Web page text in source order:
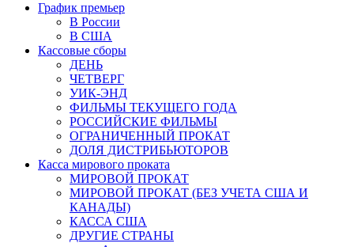
График премьер
В России
В США
Кассовые сборы
ДЕНЬ
ЧЕТВЕРГ
УИК-ЭНД
ФИЛЬМЫ ТЕКУЩЕГО ГОДА
РОССИЙСКИЕ ФИЛЬМЫ
ОГРАНИЧЕННЫЙ ПРОКАТ
ДОЛЯ ДИСТРИБЬЮТОРОВ
Касса мирового проката
МИРОВОЙ ПРОКАТ
МИРОВОЙ ПРОКАТ (БЕЗ УЧЕТА США И
КАНАДЫ)
КАССА США
ДРУГИЕ СТРАНЫ